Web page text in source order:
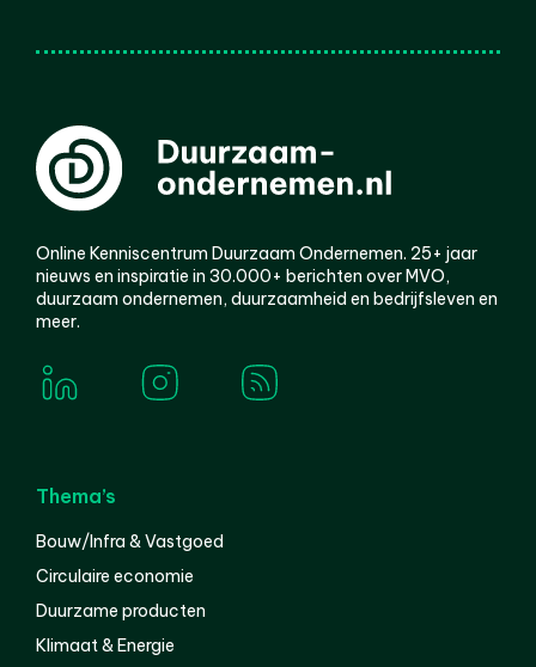
Online Kenniscentrum Duurzaam Ondernemen. 25+ jaar
nieuws en inspiratie in 30.000+ berichten over MVO,
duurzaam ondernemen, duurzaamheid en bedrijfsleven en
meer.
Thema’s
Bouw/Infra & Vastgoed
Circulaire economie
Duurzame producten
Klimaat & Energie